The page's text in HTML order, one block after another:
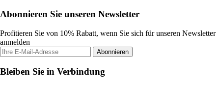
Abonnieren Sie unseren Newsletter
Profitieren Sie von 10% Rabatt, wenn Sie sich für unseren Newsletter
anmelden
Abonnieren
Bleiben Sie in Verbindung